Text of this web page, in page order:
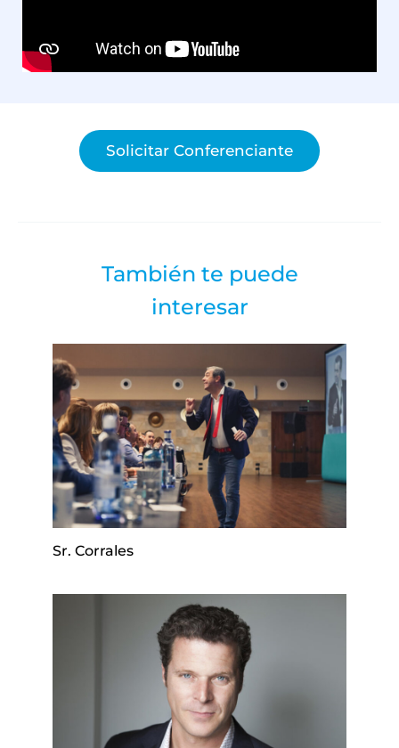
Solicitar Conferenciante
También te puede
interesar
Sr. Corrales